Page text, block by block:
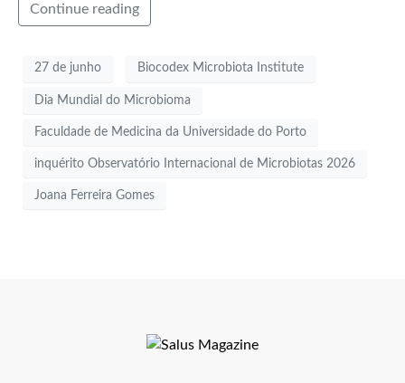
Continue reading
27 de junho Biocodex Microbiota Institute
Dia Mundial do Microbioma
Faculdade de Medicina da Universidade do Porto
inquérito Observatório Internacional de Microbiotas 2026
Joana Ferreira Gomes